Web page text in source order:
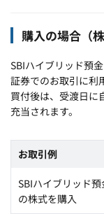
購入の場合（
SBIハイブリッド預
証券でのお取引に利
買付後は、受渡日に
充当されます。
お取引例
SBIハイブリッド
の株式を購入